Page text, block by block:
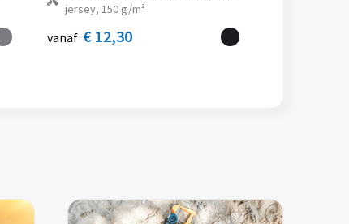
jersey, 150 g/m²
vanaf € 12,30